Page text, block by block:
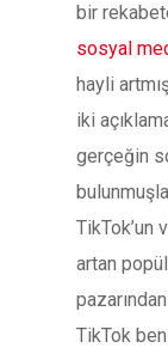
bir
sosyal
hayli
iki
gerçeğin
TikTok’un
artan
TikTok